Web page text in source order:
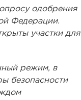
одобрения
Федерации.
участки для
режим, в
безопасности